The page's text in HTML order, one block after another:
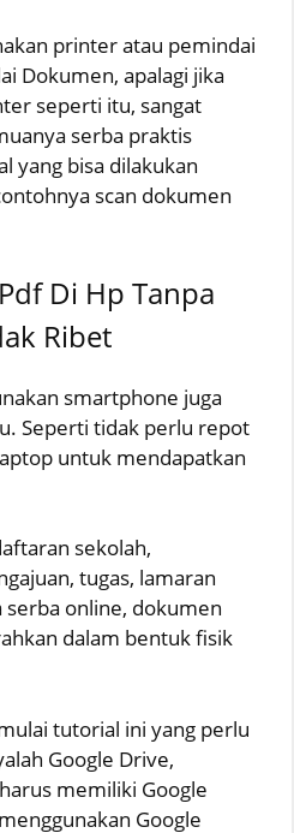
printer atau pemindai
Dokumen, apalagi jika
seperti itu, sangat
serba praktis
yang bisa dilakukan
scan dokumen
Di Hp Tanpa
Ribet
smartphone juga
Seperti tidak perlu repot
untuk mendapatkan
sekolah,
tugas, lamaran
serba online, dokumen
dalam bentuk fisik
tutorial ini yang perlu
Google Drive,
memiliki Google
Google